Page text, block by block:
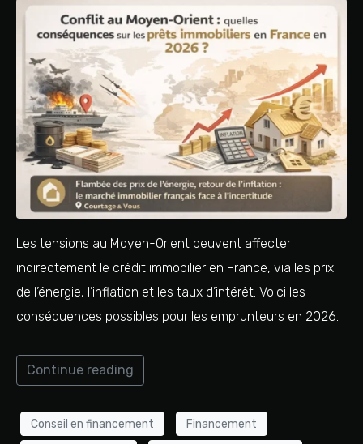
Les tensions au Moyen-Orient peuvent affecter
indirectement le crédit immobilier en France, via les prix
de l’énergie, l’inflation et les taux d’intérêt. Voici les
conséquences possibles pour les emprunteurs en 2026.
Continue reading
Conseil en financement Financement